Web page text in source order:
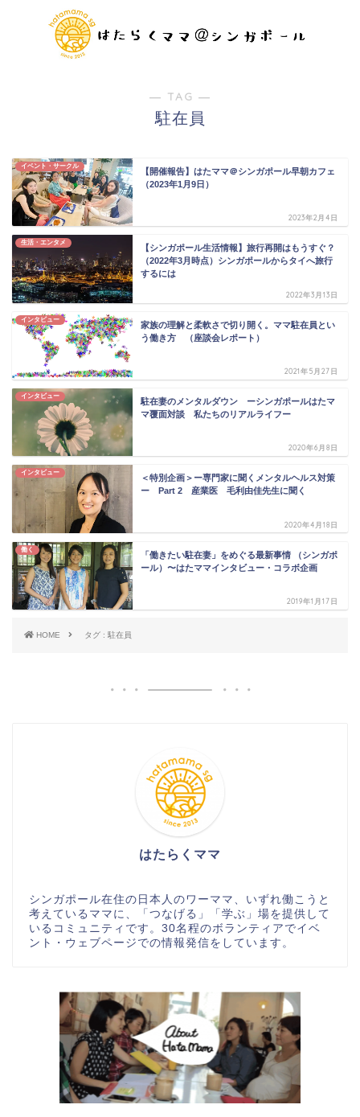
― TAG ―
駐在員
イベント・サークル
【開催報告】はたママ＠シンガポール早朝カフェ
（2023年1月9日）
2023年2月4日
生活・エンタメ
【シンガポール生活情報】旅行再開はもうすぐ？
（2022年3月時点）シンガポールからタイへ旅行
するには
2022年3月13日
インタビュー
家族の理解と柔軟さで切り開く。ママ駐在員とい
う働き方 （座談会レポート）
2021年5月27日
インタビュー
駐在妻のメンタルダウン ーシンガポールはたマ
マ覆面対談 私たちのリアルライフー
2020年6月8日
インタビュー
＜特別企画＞ー専門家に聞くメンタルヘルス対策
ー Part 2 産業医 毛利由佳先生に聞く
2020年4月18日
働く
「働きたい駐在妻」をめぐる最新事情 （シンガポ
ール）〜はたママインタビュー・コラボ企画
2019年1月17日
HOME タグ : 駐在員
はたらくママ
シンガポール在住の日本人のワーママ、いずれ働こうと
考えているママに、「つなげる」「学ぶ」場を提供して
いるコミュニティです。30名程のボランティアでイベ
ント・ウェブページでの情報発信をしています。